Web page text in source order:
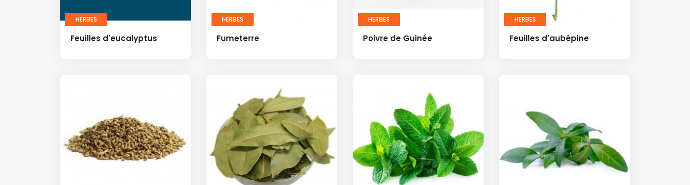
HERBES
Feuilles d'eucalyptus
HERBES
Fumeterre
HERBES
Poivre de Guinée
HERBES
Feuilles d'aubépine